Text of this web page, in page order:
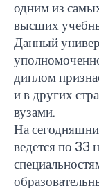
одним из
высших
Данный
диплом
и в других
вузами.
На
ведется по 33